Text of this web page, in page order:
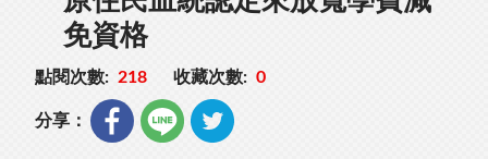
免資格
點閱次數: 218 收藏次數: 0
分享：